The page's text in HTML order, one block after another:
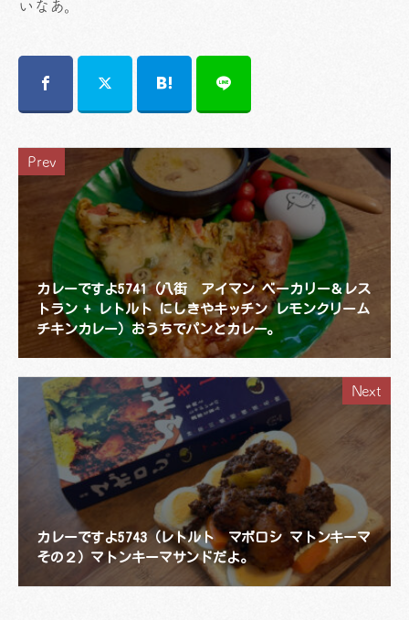
いなあ。
Prev
カレーですよ5741（八街 アイマン ベーカリー＆レス
トラン + レトルト にしきやキッチン レモンクリーム
チキンカレー）おうちでパンとカレー。
Next
カレーですよ5743（レトルト マボロシ マトンキーマ
その２）マトンキーマサンドだよ。